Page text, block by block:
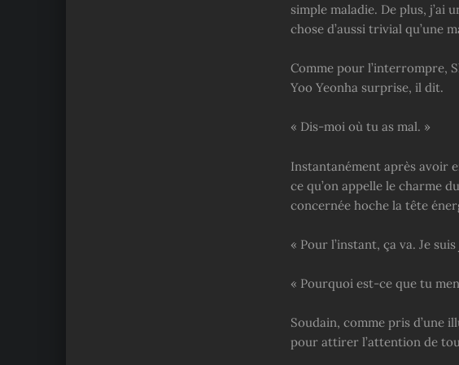
simple maladie. De plus, j’ai
chose d’aussi trivial qu’une
Comme pour l’interrompre,
Yoo Yeonha surprise, il dit.
« Dis-moi où tu as mal. »
Instantanément après avoir
ce qu’on appelle le charme
concernée hoche la tête
« Pour l’instant, ça va. Je
« Pourquoi est-ce que tu
Soudain, comme pris d’une
pour attirer l’attention de